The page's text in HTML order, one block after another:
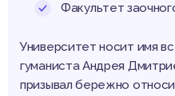
Факультет
Университет носит имя
гуманиста Андрея
призывал бережно